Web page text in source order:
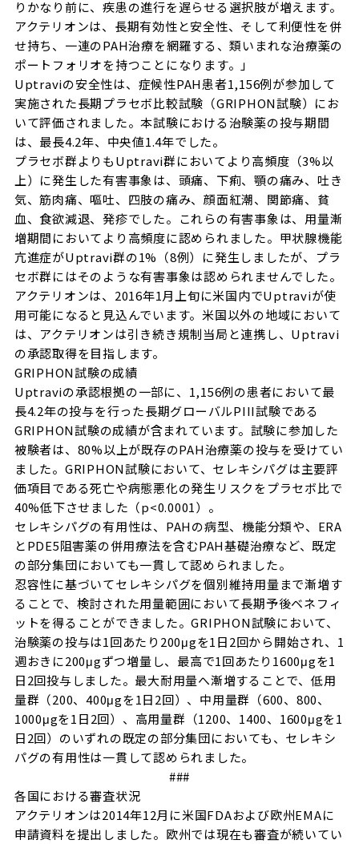
りかなり前に、疾患の進行を遅らせる選択肢が増えます。
アクテリオンは、長期有効性と安全性、そして利便性を併
せ持ち、一連のPAH治療を網羅する、類いまれな治療薬の
ポートフォリオを持つことになります。」
Uptraviの安全性は、症候性PAH患者1,156例が参加して
実施された長期プラセボ比較試験（GRIPHON試験）にお
いて評価されました。本試験における治験薬の投与期間
は、最長4.2年、中央値1.4年でした。
プラセボ群よりもUptravi群においてより高頻度（3%以
上）に発生した有害事象は、頭痛、下痢、顎の痛み、吐き
気、筋肉痛、嘔吐、四肢の痛み、顔面紅潮、関節痛、貧
血、食欲減退、発疹でした。これらの有害事象は、用量漸
増期間においてより高頻度に認められました。甲状腺機能
亢進症がUptravi群の1%（8例）に発生しましたが、プラ
セボ群にはそのような有害事象は認められませんでした。
アクテリオンは、2016年1月上旬に米国内でUptraviが使
用可能になると見込んでいます。米国以外の地域において
は、アクテリオンは引き続き規制当局と連携し、Uptravi
の承認取得を目指します。
GRIPHON試験の成績
Uptraviの承認根拠の一部に、1,156例の患者において最
長4.2年の投与を行った長期グローバルPIII試験である
GRIPHON試験の成績が含まれています。試験に参加した
被験者は、80%以上が既存のPAH治療薬の投与を受けてい
ました。GRIPHON試験において、セレキシパグは主要評
価項目である死亡や病態悪化の発生リスクをプラセボ比で
40%低下させました（p<0.0001）。
セレキシパグの有用性は、PAHの病型、機能分類や、ERA
とPDE5阻害薬の併用療法を含むPAH基礎治療など、既定
の部分集団においても一貫して認められました。
忍容性に基づいてセレキシパグを個別維持用量まで漸増す
ることで、検討された用量範囲において長期予後ベネフィ
ットを得ることができました。GRIPHON試験において、
治験薬の投与は1回あたり200μgを1日2回から開始され、1
週おきに200μgずつ増量し、最高で1回あたり1600μgを1
日2回投与しました。最大耐用量へ漸増することで、低用
量群（200、400μgを1日2回）、中用量群（600、800、
1000μgを1日2回）、高用量群（1200、1400、1600μgを1
日2回）のいずれの既定の部分集団においても、セレキシ
パグの有用性は一貫して認められました。
###
各国における審査状況
アクテリオンは2014年12月に米国FDAおよび欧州EMAに
申請資料を提出しました。欧州では現在も審査が続いてい